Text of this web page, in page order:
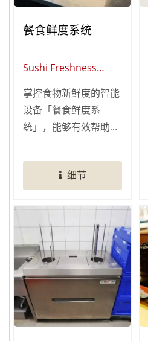
峰与离峰时段，我们建
截短轨道，缩短餐点运
候，也不必担心食物在
回转台上放太久而不新
鲜，有效提升餐厅营运
餐食鲜度系统
Sushi Freshness
掌控食物新鲜度的智能
设备「餐食鲜度系
统」，能够有效帮助餐
免餐点在回转台上放置
过久而导致不新鲜。
系统与晶片感应，让回
转台上的食物可透过晶
片时间的计算去判别是
否应自动下架，使食物
都能保持在最佳赏味
期。
细节